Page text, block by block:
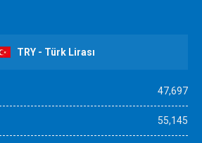
TRY - Türk Lirası
47,697
55,145